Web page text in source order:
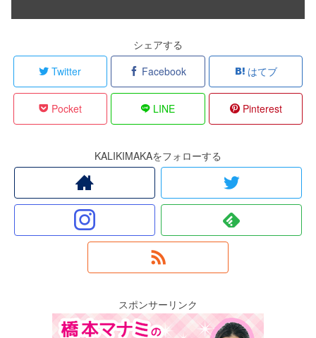
シェアする
Twitter
Facebook はてブ
Pocket LINE Pinterest
KALIKIMAKAをフォローする
スポンサーリンク